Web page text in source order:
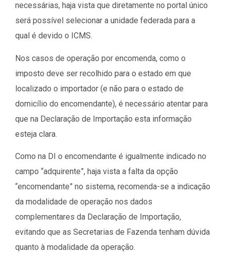
necessárias, haja vista que diretamente no portal único
será possível selecionar a unidade federada para a
qual é devido o ICMS.
Nos casos de operação por encomenda, como o
imposto deve ser recolhido para o estado em que
localizado o importador (e não para o estado de
domicílio do encomendante), é necessário atentar para
que na Declaração de Importação esta informação
esteja clara.
Como na DI o encomendante é igualmente indicado no
campo “adquirente”, haja vista a falta da opção
“encomendante” no sistema, recomenda-se a indicação
da modalidade de operação nos dados
complementares da Declaração de Importação,
evitando que as Secretarias de Fazenda tenham dúvida
quanto à modalidade da operação.